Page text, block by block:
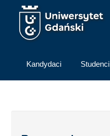
Przejdź do treści
Kandydaci Studenci